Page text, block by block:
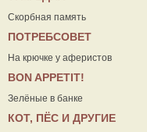
Скорбная память
ПОТРЕБСОВЕТ
На крючке у аферистов
ВON APPETIT!
Зелёные в банке
КОТ, ПЁС И ДРУГИЕ